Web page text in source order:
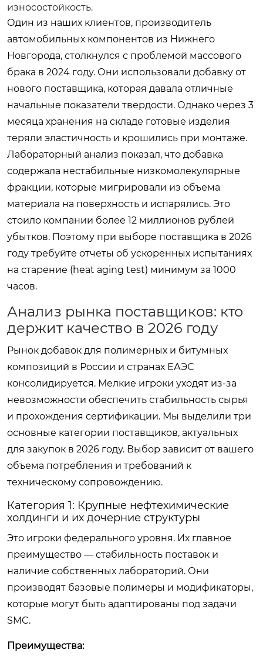
износостойкость.
Один из наших клиентов, производитель
автомобильных компонентов из Нижнего
Новгорода, столкнулся с проблемой массового
брака в 2024 году. Они использовали добавку от
нового поставщика, которая давала отличные
начальные показатели твердости. Однако через 3
месяца хранения на складе готовые изделия
теряли эластичность и крошились при монтаже.
Лабораторный анализ показал, что добавка
содержала нестабильные низкомолекулярные
фракции, которые мигрировали из объема
материала на поверхность и испарялись. Это
стоило компании более 12 миллионов рублей
убытков. Поэтому при выборе поставщика в 2026
году требуйте отчеты об ускоренных испытаниях
на старение (heat aging test) минимум за 1000
часов.
Анализ рынка поставщиков: кто
держит качество в 2026 году
Рынок добавок для полимерных и битумных
композиций в России и странах ЕАЭС
консолидируется. Мелкие игроки уходят из-за
невозможности обеспечить стабильность сырья
и прохождения сертификации. Мы выделили три
основные категории поставщиков, актуальных
для закупок в 2026 году. Выбор зависит от вашего
объема потребления и требований к
техническому сопровождению.
Категория 1: Крупные нефтехимические
холдинги и их дочерние структуры
Это игроки федерального уровня. Их главное
преимущество — стабильность поставок и
наличие собственных лабораторий. Они
производят базовые полимеры и модификаторы,
которые могут быть адаптированы под задачи
SMC.
Преимущества: